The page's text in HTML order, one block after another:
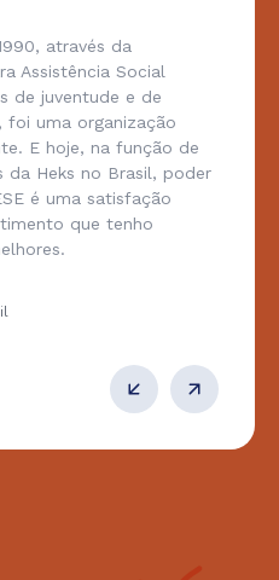
através da
Assistência Social
de juventude e de
foi uma organização
E hoje, na função de
da Heks no Brasil, poder
é uma satisfação
que tenho